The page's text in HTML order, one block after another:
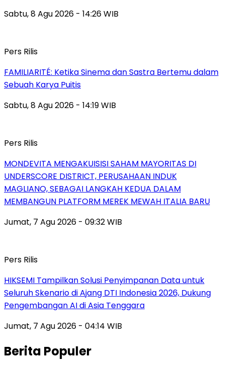
Sabtu, 8 Agu 2026 - 14:26 WIB
Pers Rilis
FAMILIARITÉ: Ketika Sinema dan Sastra Bertemu dalam
Sebuah Karya Puitis
Sabtu, 8 Agu 2026 - 14:19 WIB
Pers Rilis
MONDEVITA MENGAKUISISI SAHAM MAYORITAS DI
UNDERSCORE DISTRICT, PERUSAHAAN INDUK
MAGLIANO, SEBAGAI LANGKAH KEDUA DALAM
MEMBANGUN PLATFORM MEREK MEWAH ITALIA BARU
Jumat, 7 Agu 2026 - 09:32 WIB
Pers Rilis
HIKSEMI Tampilkan Solusi Penyimpanan Data untuk
Seluruh Skenario di Ajang DTI Indonesia 2026, Dukung
Pengembangan AI di Asia Tenggara
Jumat, 7 Agu 2026 - 04:14 WIB
Berita Populer